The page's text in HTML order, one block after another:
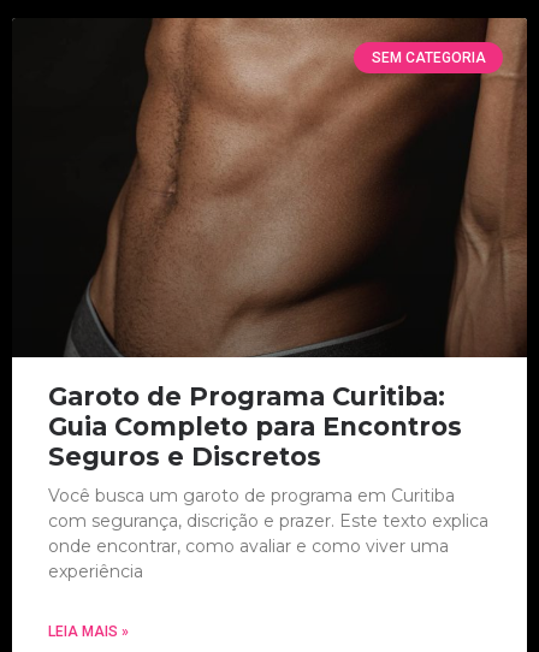
SEM CATEGORIA
Garoto de Programa Curitiba:
Guia Completo para Encontros
Seguros e Discretos
Você busca um garoto de programa em Curitiba
com segurança, discrição e prazer. Este texto explica
onde encontrar, como avaliar e como viver uma
experiência
LEIA MAIS »